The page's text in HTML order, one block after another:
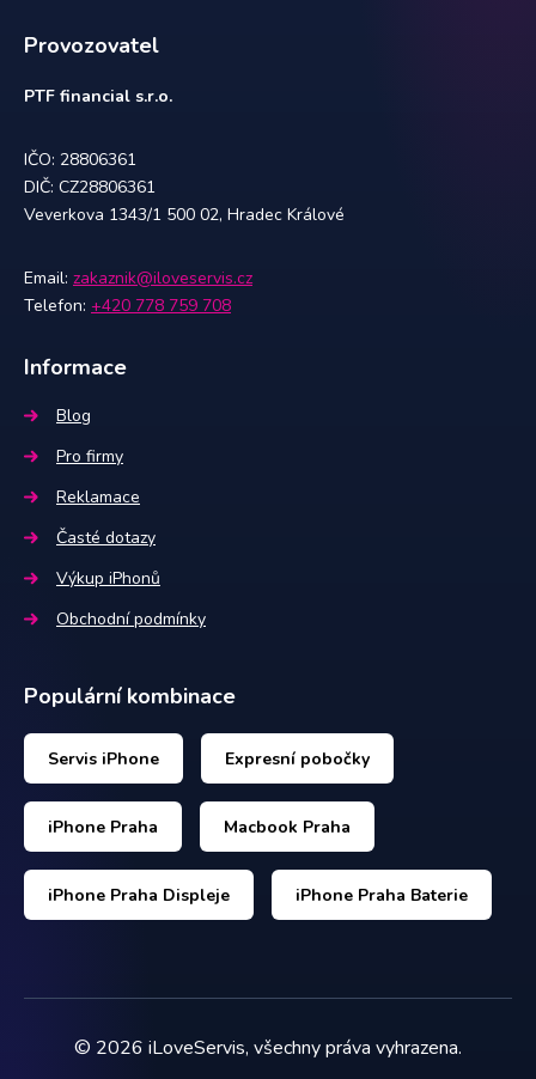
Provozovatel
PTF financial s.r.o.
IČO: 28806361
DIČ: CZ28806361
Veverkova 1343/1 500 02, Hradec Králové
Email: zakaznik@iloveservis.cz
Telefon: +420 778 759 708
Informace
Blog
Pro firmy
Reklamace
Časté dotazy
Výkup iPhonů
Obchodní podmínky
Populární kombinace
Servis iPhone Expresní pobočky
iPhone Praha Macbook Praha
iPhone Praha Displeje iPhone Praha Baterie
© 2026 iLoveServis, všechny práva vyhrazena.